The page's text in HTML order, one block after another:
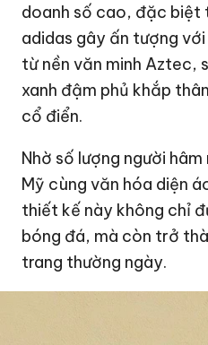
doanh số cao, đặc biệt
adidas gây ấn tượng
từ nền văn minh Aztec,
xanh đậm phủ khắp
cổ điển.
Nhờ số lượng người
Mỹ cùng văn hóa diện
thiết kế này không chỉ
bóng đá, mà còn trở
trang thường ngày.